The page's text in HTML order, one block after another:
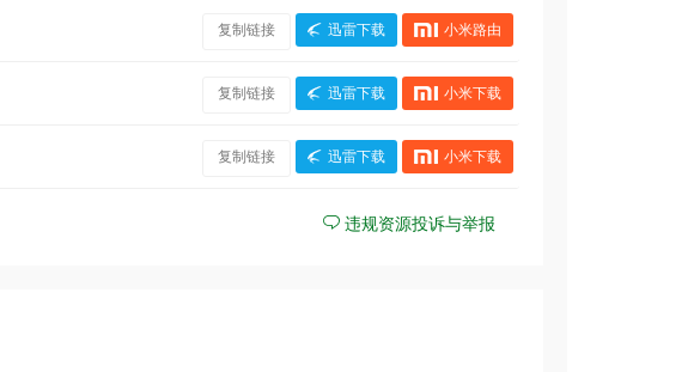
复制链接 迅雷下载 小米路由
复制链接 迅雷下载 小米下载
复制链接 迅雷下载 小米下载
违规资源投诉与举报